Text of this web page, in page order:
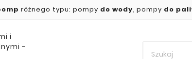
różnego typu: pompy do wody, pompy do